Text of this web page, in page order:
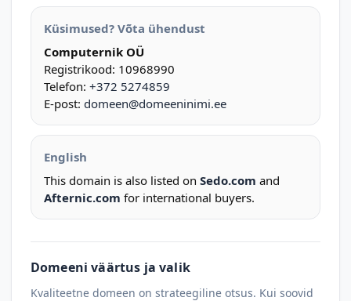
Küsimused? Võta ühendust
Computernik OÜ
Registrikood: 10968990
Telefon: +372 5274859
E-post: domeen@domeeninimi.ee
English
This domain is also listed on Sedo.com and
Afternic.com for international buyers.
Domeeni väärtus ja valik
Kvaliteetne domeen on strateegiline otsus. Kui soovid